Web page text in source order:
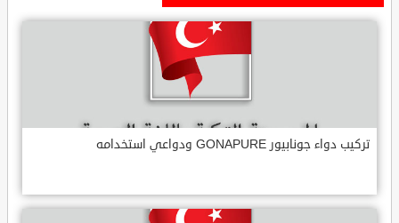
تركيب دواء جونابيور GONAPURE ودواعي استخدامه